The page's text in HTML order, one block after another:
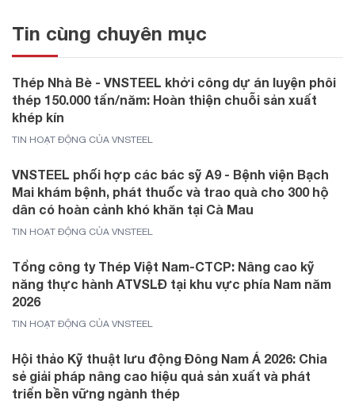
Tin cùng chuyên mục
Thép Nhà Bè - VNSTEEL khởi công dự án luyện phôi
thép 150.000 tấn/năm: Hoàn thiện chuỗi sản xuất
khép kín
TIN HOẠT ĐỘNG CỦA VNSTEEL
VNSTEEL phối hợp các bác sỹ A9 - Bệnh viện Bạch
Mai khám bệnh, phát thuốc và trao quà cho 300 hộ
dân có hoàn cảnh khó khăn tại Cà Mau
TIN HOẠT ĐỘNG CỦA VNSTEEL
Tổng công ty Thép Việt Nam-CTCP: Nâng cao kỹ
năng thực hành ATVSLĐ tại khu vực phía Nam năm
2026
TIN HOẠT ĐỘNG CỦA VNSTEEL
Hội thảo Kỹ thuật lưu động Đông Nam Á 2026: Chia
sẻ giải pháp nâng cao hiệu quả sản xuất và phát
triển bền vững ngành thép